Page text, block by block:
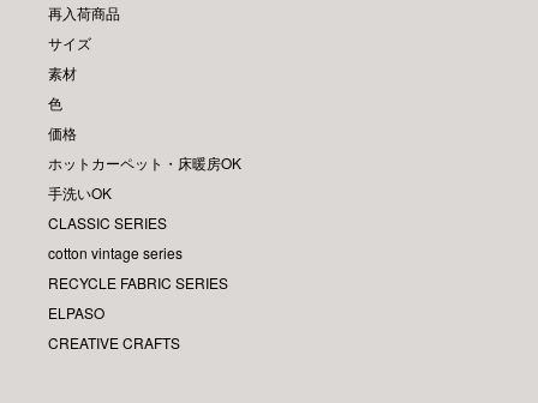
再入荷商品
サイズ
素材
色
価格
ホットカーペット・床暖房OK
手洗いOK
CLASSIC SERIES
cotton vintage series
RECYCLE FABRIC SERIES
ELPASO
CREATIVE CRAFTS